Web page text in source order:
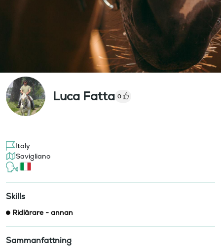
Luca Fatta 0
Italy
Savigliano
Skills
Ridlärare - annan
Sammanfattning